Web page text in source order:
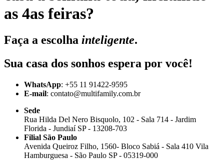
as 4as feiras?
Faça a escolha inteligente.
Sua casa dos sonhos espera por você!
WhatsApp: +55 11 91422-9595
E-mail: contato@multifamily.com.br
Sede
Rua Hilda Del Nero Bisquolo, 102 - Sala 714 - Jardim
Florida - Jundiaí SP - 13208-703
Filial São Paulo
Avenida Queiroz Filho, 1560- Bloco Sabiá - Sala 410 Vila
Hamburguesa - São Paulo SP - 05319-000